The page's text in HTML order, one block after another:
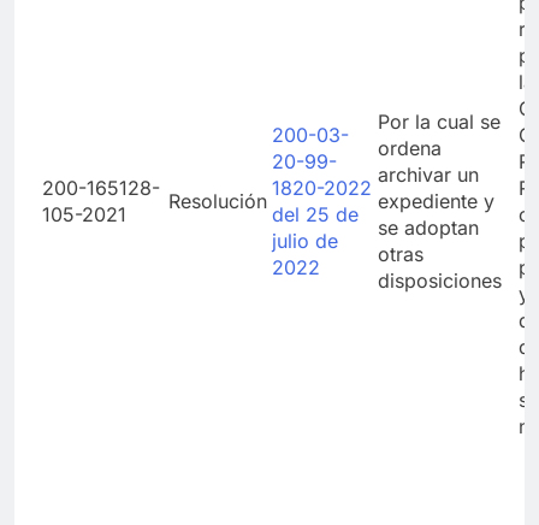
200-165128-
105-2021
Resolución
200-03-
20-99-
1820-2022
del 25 de
julio de
2022
Por la cual se
ordena
archivar un
expediente y
se adoptan
otras
disposiciones
y